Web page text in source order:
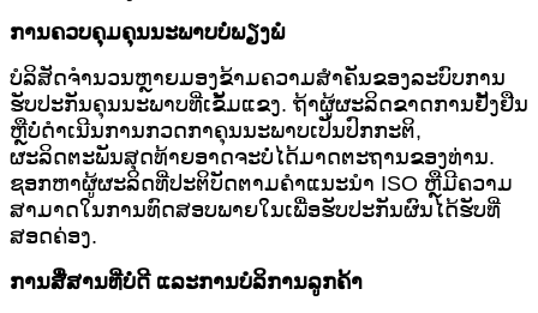
ການຄວບຄຸມຄຸນນະພາບບໍ່ພຽງພໍ
ບໍລິສັດຈໍານວນຫຼາຍມອງຂ້າມຄວາມສໍາຄັນຂອງລະບົບການ
ຮັບປະກັນຄຸນນະພາບທີ່ເຂັ້ມແຂງ. ຖ້າຜູ້ຜະລິດຂາດການຢັ້ງຢືນ
ຫຼືບໍ່ດໍາເນີນການກວດກາຄຸນນະພາບເປັນປົກກະຕິ,
ຜະລິດຕະພັນສຸດທ້າຍອາດຈະບໍ່ໄດ້ມາດຕະຖານຂອງທ່ານ.
ຊອກຫາຜູ້ຜະລິດທີ່ປະຕິບັດຕາມຄໍາແນະນໍາ ISO ຫຼືມີຄວາມ
ສາມາດໃນການທົດສອບພາຍໃນເພື່ອຮັບປະກັນຜົນໄດ້ຮັບທີ່
ສອດຄ່ອງ.
ການສື່ສານທີ່ບໍ່ດີ ແລະການບໍລິການລູກຄ້າ